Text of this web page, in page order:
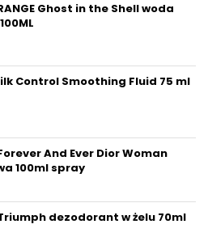
Ghost in the Shell woda
Control Smoothing Fluid 75 ml
And Ever Dior Woman
100ml spray
dezodorant w żelu 70ml